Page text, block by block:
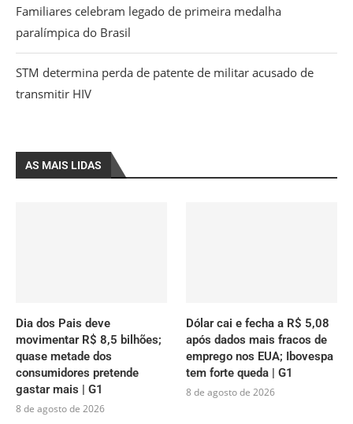
Familiares celebram legado de primeira medalha
paralímpica do Brasil
STM determina perda de patente de militar acusado de
transmitir HIV
AS MAIS LIDAS
Dia dos Pais deve
movimentar R$ 8,5 bilhões;
quase metade dos
consumidores pretende
gastar mais | G1
8 de agosto de 2026
Dólar cai e fecha a R$ 5,08
após dados mais fracos de
emprego nos EUA; Ibovespa
tem forte queda | G1
8 de agosto de 2026